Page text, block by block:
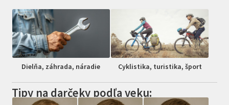
Dielňa, záhrada, náradie Cyklistika, turistika, šport
Tipy na darčeky podľa veku: